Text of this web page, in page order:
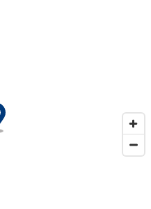
Tendrás periódicos